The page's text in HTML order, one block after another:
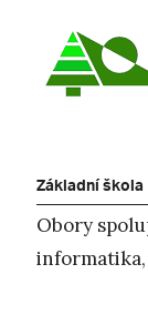
Základní
Obory
informatika,